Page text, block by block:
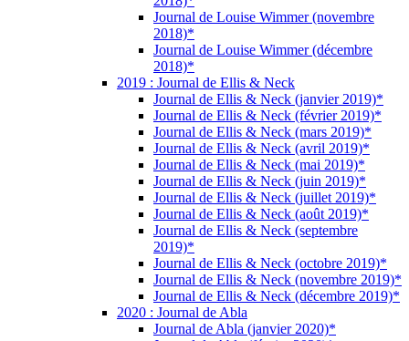
Journal de Louise Wimmer (novembre
2018)*
Journal de Louise Wimmer (décembre
2018)*
2019 : Journal de Ellis & Neck
Journal de Ellis & Neck (janvier 2019)*
Journal de Ellis & Neck (février 2019)*
Journal de Ellis & Neck (mars 2019)*
Journal de Ellis & Neck (avril 2019)*
Journal de Ellis & Neck (mai 2019)*
Journal de Ellis & Neck (juin 2019)*
Journal de Ellis & Neck (juillet 2019)*
Journal de Ellis & Neck (août 2019)*
Journal de Ellis & Neck (septembre
2019)*
Journal de Ellis & Neck (octobre 2019)*
Journal de Ellis & Neck (novembre 2019)*
Journal de Ellis & Neck (décembre 2019)*
2020 : Journal de Abla
Journal de Abla (janvier 2020)*